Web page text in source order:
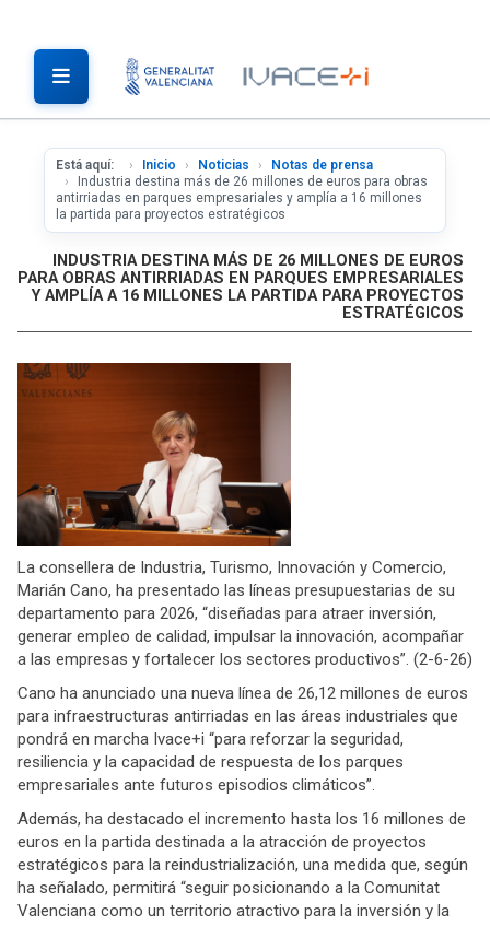
Está aquí: Inicio Noticias
Notas de prensa
Industria destina más de 26 millones de euros para obras
antirriadas en parques empresariales y amplía a 16 millones
la partida para proyectos estratégicos
INDUSTRIA DESTINA MÁS DE 26 MILLONES DE EUROS
PARA OBRAS ANTIRRIADAS EN PARQUES EMPRESARIALES
Y AMPLÍA A 16 MILLONES LA PARTIDA PARA PROYECTOS
ESTRATÉGICOS
La consellera de Industria, Turismo, Innovación y Comercio,
Marián Cano, ha presentado las líneas presupuestarias de su
departamento para 2026, “diseñadas para atraer inversión,
generar empleo de calidad, impulsar la innovación, acompañar
a las empresas y fortalecer los sectores productivos”. (2-6-26)
Cano ha anunciado una nueva línea de 26,12 millones de euros
para infraestructuras antirriadas en las áreas industriales que
pondrá en marcha Ivace+i “para reforzar la seguridad,
resiliencia y la capacidad de respuesta de los parques
empresariales ante futuros episodios climáticos”.
Además, ha destacado el incremento hasta los 16 millones de
euros en la partida destinada a la atracción de proyectos
estratégicos para la reindustrialización, una medida que, según
ha señalado, permitirá “seguir posicionando a la Comunitat
Valenciana como un territorio atractivo para la inversión y la